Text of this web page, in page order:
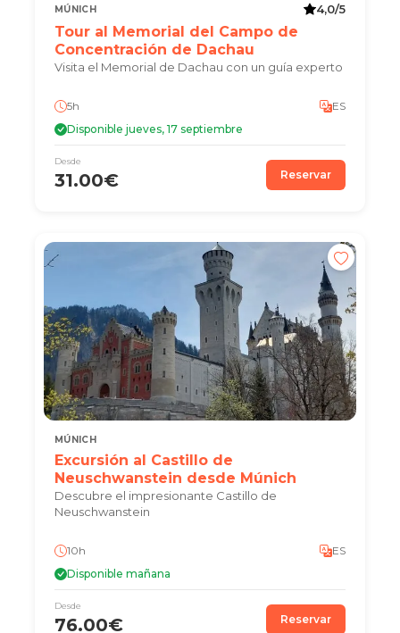
MÚNICH 4,0/5
Tour al Memorial del Campo de
Concentración de Dachau
Visita el Memorial de Dachau con un guía experto
5h
ES
Disponible jueves, 17 septiembre
Desde
31.00€ Reservar
MÚNICH
Excursión al Castillo de
Neuschwanstein desde Múnich
Descubre el impresionante Castillo de
Neuschwanstein
10h
ES
Disponible mañana
Desde
76.00€ Reservar